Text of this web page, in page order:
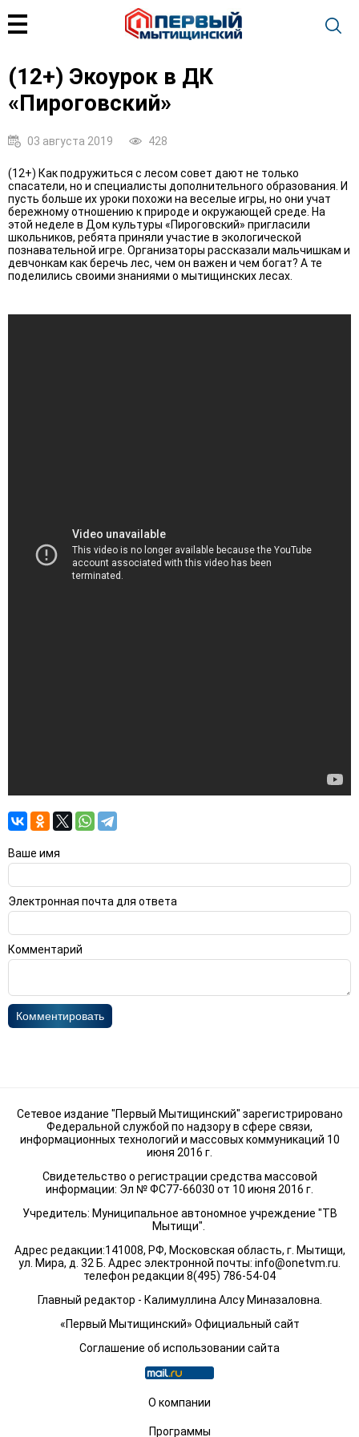
(12+) Экоурок в ДК
«Пироговский»
03 августа 2019 428
(12+) Как подружиться с лесом совет дают не только
спасатели, но и специалисты дополнительного образования. И
пусть больше их уроки похожи на веселые игры, но они учат
бережному отношению к природе и окружающей среде. На
этой неделе в Дом культуры «Пироговский» пригласили
школьников, ребята приняли участие в экологической
познавательной игре. Организаторы рассказали мальчишкам и
девчонкам как беречь лес, чем он важен и чем богат? А те
поделились своими знаниями о мытищинских лесах.
Ваше имя
Электронная почта для ответа
Комментарий
Комментировать
Сетевое издание "Первый Мытищинский" зарегистрировано
Федеральной службой по надзору в сфере связи,
информационных технологий и массовых коммуникаций 10
июня 2016 г.
Свидетельство о регистрации средства массовой
информации: Эл № ФС77-66030 от 10 июня 2016 г.
Учредитель: Муниципальное автономное учреждение "ТВ
Мытищи".
Адрес редакции:141008, РФ, Московская область, г. Мытищи,
ул. Мира, д. 32 Б. Адрес электронной почты: info@onetvm.ru
телефон редакции 8(495) 786-54-04
Главный редактор - Калимуллина Алсу Миназаловна.
«Первый Мытищинский» Официальный сайт
Соглашение об использовании сайта
О компании
Программы